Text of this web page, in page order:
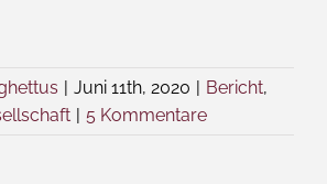
Juni 11th, 2020 Bericht,
5 Kommentare